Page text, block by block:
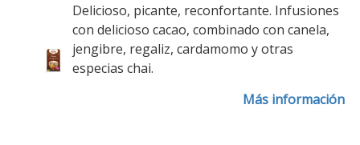
Delicioso, picante, reconfortante. Infusiones
con delicioso cacao, combinado con canela,
jengibre, regaliz, cardamomo y otras
especias chai.
Más información